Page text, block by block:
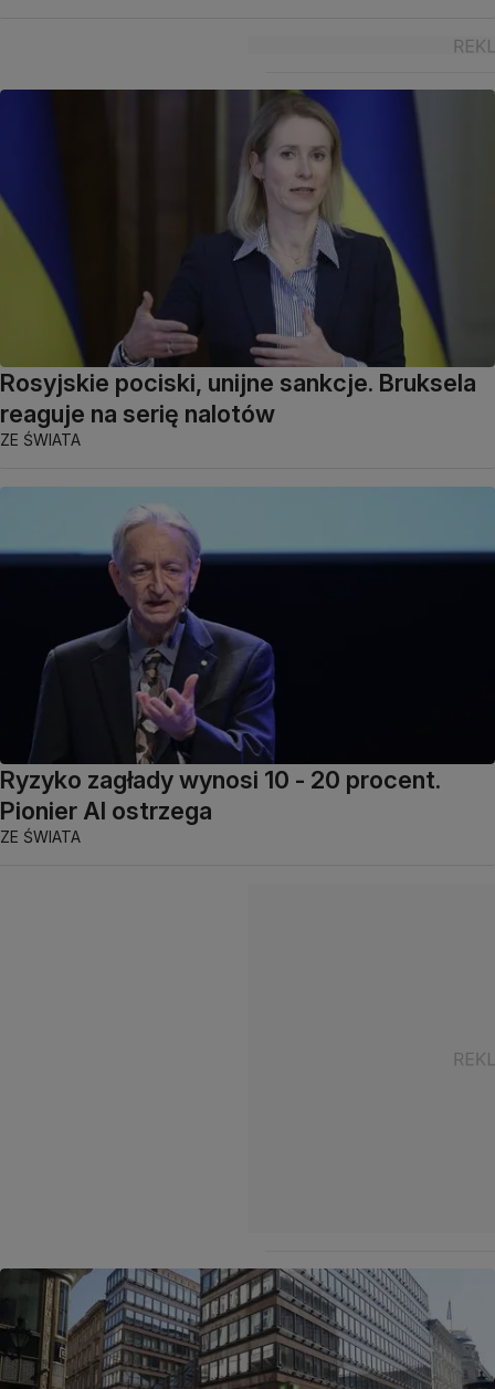
Rosyjskie pociski, unijne sankcje. Bruksela
reaguje na serię nalotów
ZE ŚWIATA
Ryzyko zagłady wynosi 10 - 20 procent.
Pionier AI ostrzega
ZE ŚWIATA